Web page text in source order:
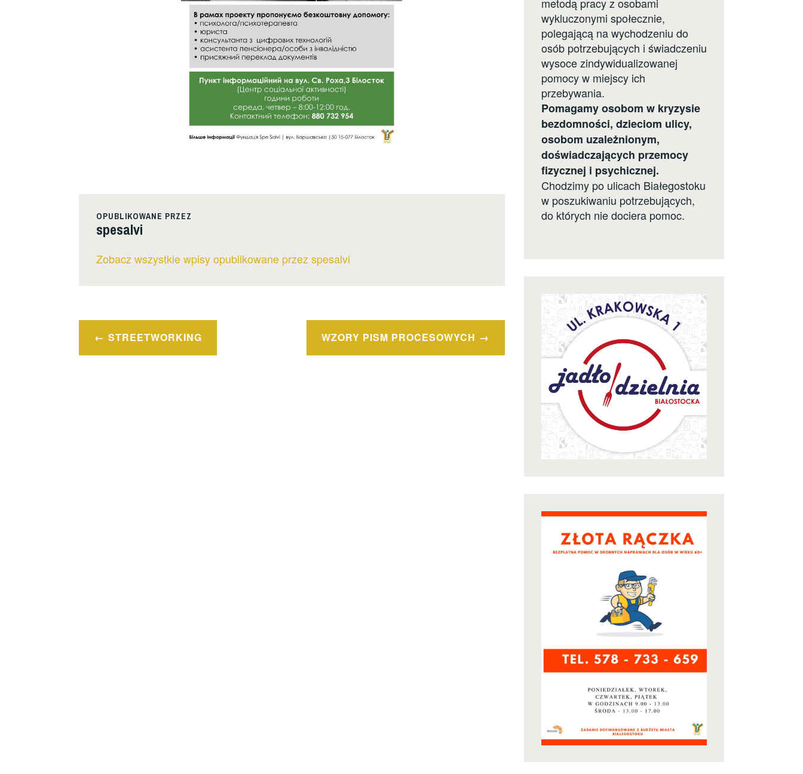
OPUBLIKOWANE PRZEZ
spesalvi
Zobacz wszystkie wpisy opublikowane przez spesalvi
Nawigacja
wpisu
STREETWORKING WZORY PISM PROCESOWYCH
metodą pracy z osobami
wykluczonymi społecznie,
polegającą na wychodzeniu do
osób potrzebujących i świadczeniu
wysoce zindywidualizowanej
pomocy w miejscy ich
przebywania.
Pomagamy osobom w kryzysie
bezdomności, dzieciom ulicy,
osobom uzależnionym,
doświadczających przemocy
fizycznej i psychicznej.
Chodzimy po ulicach Białegostoku
w poszukiwaniu potrzebujących,
do których nie dociera pomoc.